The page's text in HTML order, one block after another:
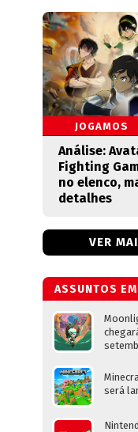
JOGAMOS
Análise:
Fighting
no elenco,
detalhes
VER
ASSUNTOS
será